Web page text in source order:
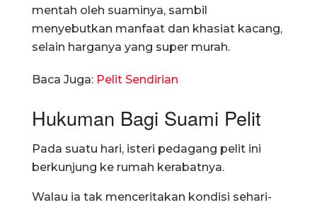
mentah oleh suaminya, sambil
menyebutkan manfaat dan khasiat kacang,
selain harganya yang super murah.
Baca Juga: Pelit Sendirian
Hukuman Bagi Suami Pelit
Pada suatu hari, isteri pedagang pelit ini
berkunjung ke rumah kerabatnya.
Walau ia tak menceritakan kondisi sehari-